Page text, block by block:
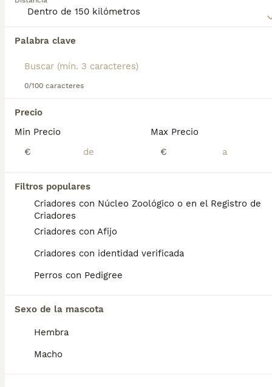
Palabra clave
0/100 caracteres
Precio
Min Precio
€
Max Precio
€
Filtros populares
Criadores con Núcleo Zoológico o en el Registro de
Criadores
Criadores con Afijo
Criadores con identidad verificada
Perros con Pedigree
Sexo de la mascota
Hembra
Macho
perro.Encontramos 0 Affenpinscher Perros en
Si deseas exactamente esta búsqueda guarda tu
búsqueda y espera el resultado perfecto:
Preguntas frecuentes
¿Cuánto cuesta un cachorro
de Affenpinscher?
El coste medio de un cachorro de
Affenpinscher en España es de
aproximadamente 428€, aunque los precios
pueden variar según factores como el
¿Cómo es el carácter de
Affenpinscher?